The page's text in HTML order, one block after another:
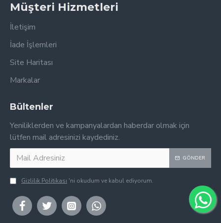
Müşteri Hizmetleri
İletişim
İade İşlemleri
Site Haritası
Markalar
Bültenler
Yeniliklerden ve kampanyalardan haberdar olmak için
lütfen mail adresinizi kaydediniz.
GÖNDER
Gizlilik Politikası 'ni okudum ve kabul ediyorum.